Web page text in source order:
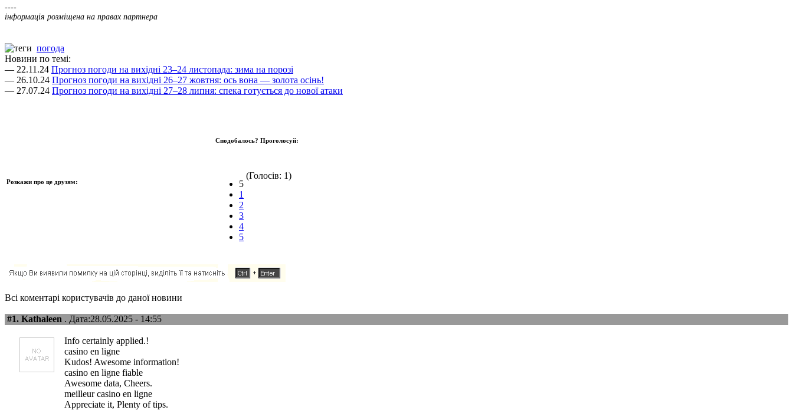
----
інформація розміщена на правах партнера
погода
Новини по темі:
— 22.11.24 Прогноз погоди на вихідні 23–24 листопада: зима на порозі
— 26.10.24 Прогноз погоди на вихідні 26–27 жовтня: ось вона — золота осінь!
— 27.07.24 Прогноз погоди на вихідні 27–28 липня: спека готується до нової атаки
Розкажи про це друзям:
Сподобалось? Проголосуй:
5
1
2
3
4
5
(Голосів: 1)
Всі коментарі користувачів до даної новини
#1. Kathaleen . Дата:28.05.2025 - 14:55
Info certainly applied.!
casino en ligne
Kudos! Awesome information!
casino en ligne fiable
Awesome data, Cheers.
meilleur casino en ligne
Appreciate it, Plenty of tips.